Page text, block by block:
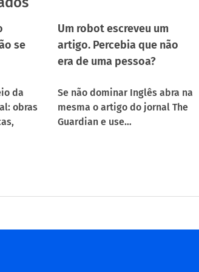
se
da
obras
Um robot escreveu um
artigo. Percebia que não
era de uma pessoa?
Se não dominar Inglês abra na
mesma o artigo do jornal The
Guardian e use…